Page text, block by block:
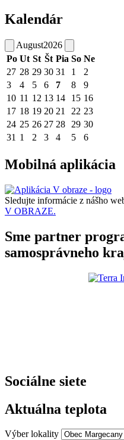
Kalendár
August2026
Po Ut St Št Pia So Ne
27 28 29 30 31 1
2
3
4 5 6 7 8
9
10 11 12 13 14 15 16
17 18 19 20 21 22 23
24 25 26 27 28 29 30
31 1 2 3 4 5 6
Mobilná aplikácia
Sledujte informácie z nášho
V OBRAZE.
Sme partner
samosprávneho
Sociálne siete
Aktuálna teplota
Výber lokality